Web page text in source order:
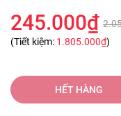
245.000₫
(Tiết kiệm: 1.805.000₫)
HẾT HÀNG